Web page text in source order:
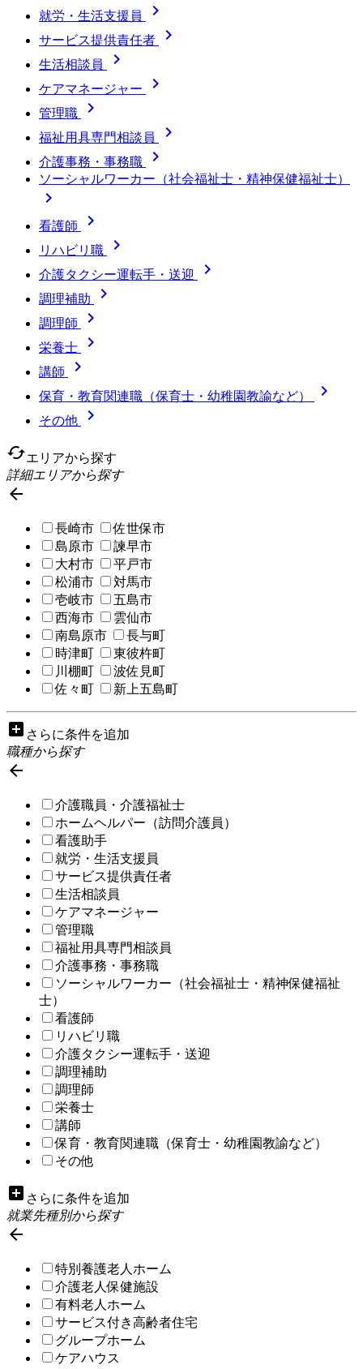
就労・生活支援員 
サービス提供責任者 
生活相談員 
ケアマネージャー 
管理職 
福祉用具専門相談員 
介護事務・事務職 
ソーシャルワーカー（社会福祉士・精神保健福祉士）

看護師 
リハビリ職 
介護タクシー運転手・送迎 
調理補助 
調理師 
栄養士 
講師 
保育・教育関連職（保育士・幼稚園教諭など） 
その他

cachedエリアから探す
詳細エリアから探す

長崎市
佐世保市
島原市
諫早市
大村市
平戸市
松浦市
対馬市
壱岐市
五島市
西海市
雲仙市
南島原市
長与町
時津町
東彼杵町
川棚町
波佐見町
佐々町
新上五島町
add_box さらに条件を追加
職種から探す

介護職員・介護福祉士
ホームヘルパー（訪問介護員）
看護助手
就労・生活支援員
サービス提供責任者
生活相談員
ケアマネージャー
管理職
福祉用具専門相談員
介護事務・事務職
ソーシャルワーカー（社会福祉士・精神保健福祉
士）
看護師
リハビリ職
介護タクシー運転手・送迎
調理補助
調理師
栄養士
講師
保育・教育関連職（保育士・幼稚園教諭など）
その他
add_box さらに条件を追加
就業先種別から探す

特別養護老人ホーム
介護老人保健施設
有料老人ホーム
サービス付き高齢者住宅
グループホーム
ケアハウス